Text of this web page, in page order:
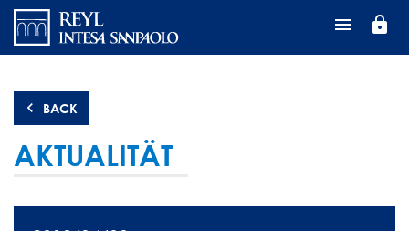
Direkt
zum
Inhalt
lock
BACK
AKTUALITÄT